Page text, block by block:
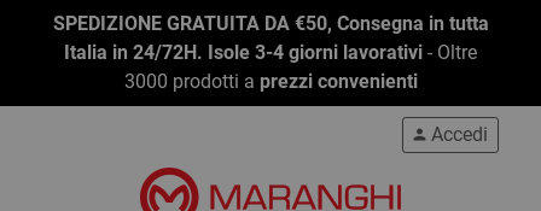
SPEDIZIONE GRATUITA DA €50, Consegna in tutta
Italia in 24/72H. Isole 3-4 giorni lavorativi - Oltre
3000 prodotti a prezzi convenienti
person Accedi